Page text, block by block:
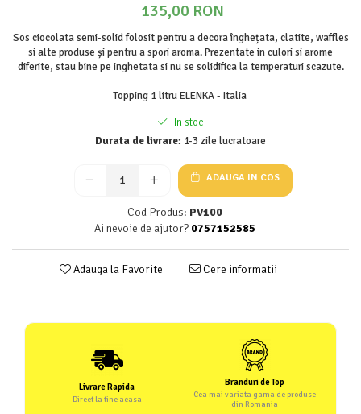
135,00 RON
Sos ciocolata semi-solid folosit pentru a decora înghețata, clatite, waffles
si alte produse și pentru a spori aroma. Prezentate in culori si arome
diferite, stau bine pe inghetata si nu se solidifica la temperaturi scazute.
Topping 1 litru ELENKA - Italia
In stoc
Durata de livrare: 1-3 zile lucratoare
ADAUGA IN COS
Cod Produs: PV100
Ai nevoie de ajutor? 0757152585
Adauga la Favorite Cere informatii
Livrare Rapida
Direct la tine acasa
Branduri de Top
Cea mai variata gama de produse
din Romania